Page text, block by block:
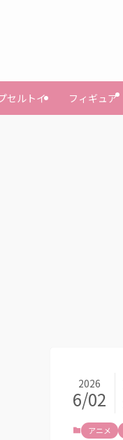
セルトイ フィギュア
2026
6/02
アニメ